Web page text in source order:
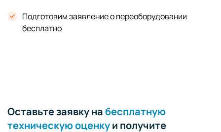
Подготовим заявление о переоборудовании
бесплатно
Оставьте заявку набесплатную
техническую оценкуи получите